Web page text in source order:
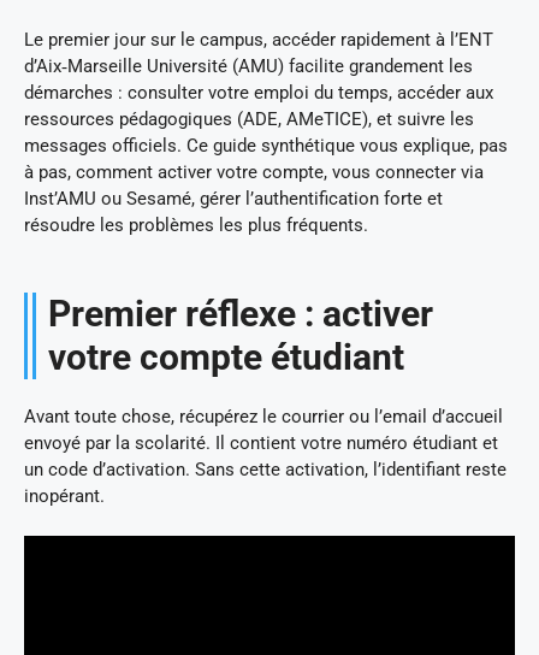
Le premier jour sur le campus, accéder rapidement à l’ENT
d’Aix‑Marseille Université (AMU) facilite grandement les
démarches : consulter votre emploi du temps, accéder aux
ressources pédagogiques (ADE, AMeTICE), et suivre les
messages officiels. Ce guide synthétique vous explique, pas
à pas, comment activer votre compte, vous connecter via
Inst’AMU ou Sesamé, gérer l’authentification forte et
résoudre les problèmes les plus fréquents.
Premier réflexe : activer
votre compte étudiant
Avant toute chose, récupérez le courrier ou l’email d’accueil
envoyé par la scolarité. Il contient votre numéro étudiant et
un code d’activation. Sans cette activation, l’identifiant reste
inopérant.